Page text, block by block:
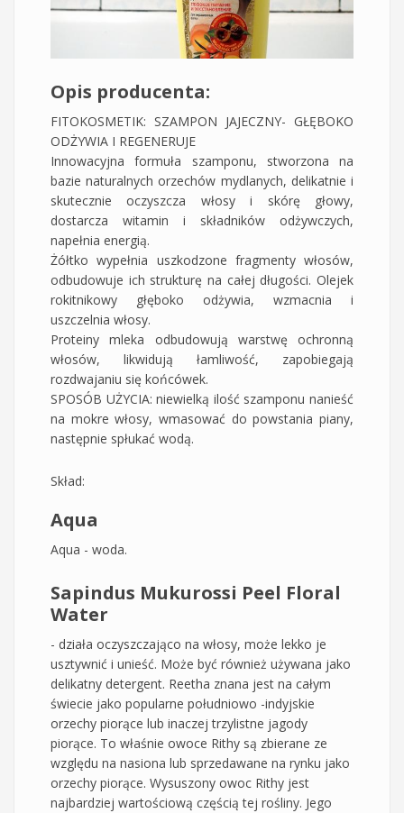
Opis producenta:
FITOKOSMETIK: SZAMPON JAJECZNY- GŁĘBOKO
ODŻYWIA I REGENERUJE
Innowacyjna formuła szamponu, stworzona na
bazie naturalnych orzechów mydlanych, delikatnie i
skutecznie oczyszcza włosy i skórę głowy,
dostarcza witamin i składników odżywczych,
napełnia energią.
Żółtko wypełnia uszkodzone fragmenty włosów,
odbudowuje ich strukturę na całej długości. Olejek
rokitnikowy głęboko odżywia, wzmacnia i
uszczelnia włosy.
Proteiny mleka odbudowują warstwę ochronną
włosów, likwidują łamliwość, zapobiegają
rozdwajaniu się końcówek.
SPOSÓB UŻYCIA: niewielką ilość szamponu nanieść
na mokre włosy, wmasować do powstania piany,
następnie spłukać wodą.
Skład:
Aqua
Aqua - woda.
Sapindus Mukurossi Peel Floral
Water
- działa oczyszczająco na włosy, może lekko je
usztywnić i unieść. Może być również używana jako
delikatny detergent. Reetha znana jest na całym
świecie jako popularne południowo -indyjskie
orzechy piorące lub inaczej trzylistne jagody
piorące. To właśnie owoce Rithy są zbierane ze
względu na nasiona lub sprzedawane na rynku jako
orzechy piorące. Wysuszony owoc Rithy jest
najbardziej wartościową częścią tej rośliny. Jego